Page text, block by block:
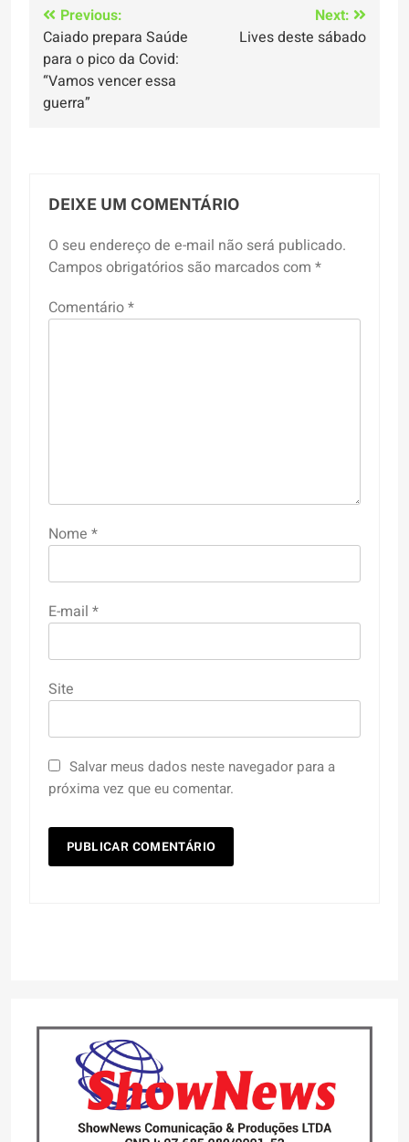
Navegação
de
Post
Previous:
Caiado prepara Saúde
para o pico da Covid:
“Vamos vencer essa
guerra”
Next:
Lives deste sábado
DEIXE UM COMENTÁRIO
O seu endereço de e-mail não será publicado.
Campos obrigatórios são marcados com *
Comentário*
Nome *
E-mail *
Site
Salvar meus dados neste navegador para a
próxima vez que eu comentar.